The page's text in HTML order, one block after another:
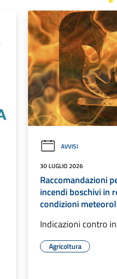
AVVISI
30 LUGLIO 2026
Raccomandazioni
incendi boschivi in
condizioni
Indicazioni contro
Agricoltura